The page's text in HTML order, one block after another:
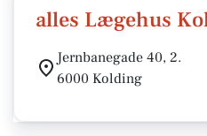
alles Lægehus
Jernbanegade 40, 2.
6000 Kolding